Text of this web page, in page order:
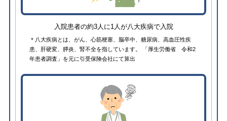
入院患者の約3人に1人が八大疾病で入院
＊八大疾病とは、がん、心筋梗塞、脳卒中、糖尿病、高血圧性疾
患、肝硬変、膵炎、腎不全を指しています。 「厚生労働省 令和2
年患者調査」を元に引受保険会社にて算出